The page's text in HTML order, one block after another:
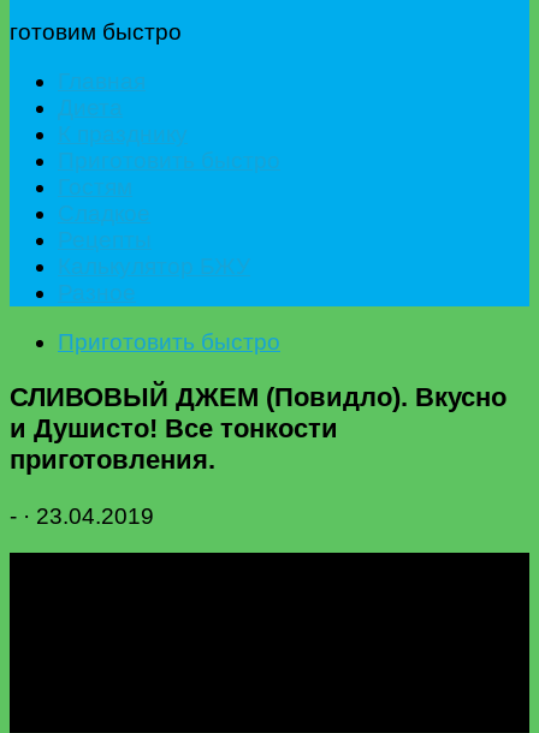
готовим быстро
Приготовить быстро
СЛИВОВЫЙ ДЖЕМ (Повидло). Вкусно
и Душисто! Все тонкости
приготовления.
- · 23.04.2019